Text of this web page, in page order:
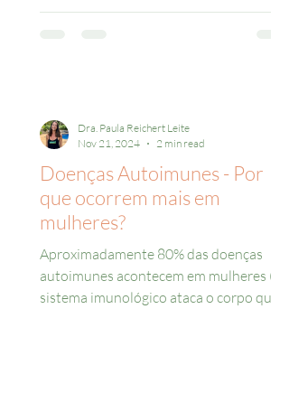
Doenças Autoimunes - Por
que ocorrem mais em
mulheres?
Aproximadamente 80% das doenças
autoimunes acontecem em mulheres (o
sistema imunológico ataca o corpo que
Dra. Paula Reichert Leite
Nov 21, 2024
2 min read